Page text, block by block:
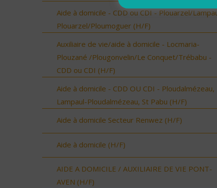
Aide à domicile - CDD ou CDI - Plouarzel/
Plouarzel/Ploumoguer (H/F)
Auxiliaire de vie/aide à domicile - Locmaria-
Plouzané /Plougonvelin/Le Conquet/Trébabu -
CDD ou CDI (H/F)
Aide à domicile - CDD OU CDI - Ploudalmézeau,
Lampaul-Ploudalmézeau, St Pabu (H/F)
Aide à domicile Secteur Renwez (H/F)
Aide à domicile (H/F)
AIDE A DOMICILE / AUXILIAIRE DE VIE PONT-
AVEN (H/F)